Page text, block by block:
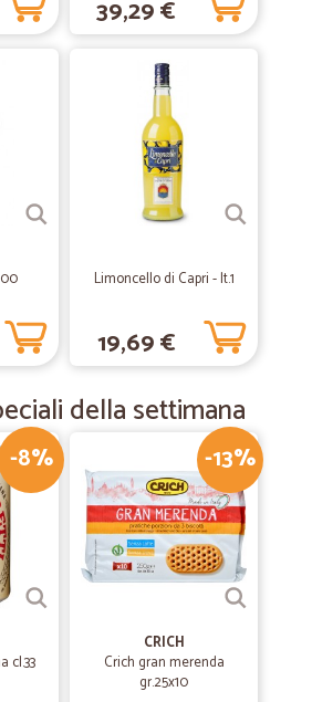
39,29 €
Limoncello di Capri - lt.1
19,69 €
della settimana
-8%
cl.33
-13%
CRICH
Crich gran merenda
gr.25x10